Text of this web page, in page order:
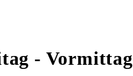
- Vormittag